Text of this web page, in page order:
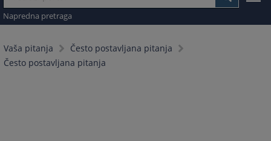
Napredna pretraga
Vaša pitanja
Često postavljana pitanja
Često postavljana pitanja